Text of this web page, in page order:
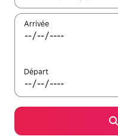
Arrivée
Départ